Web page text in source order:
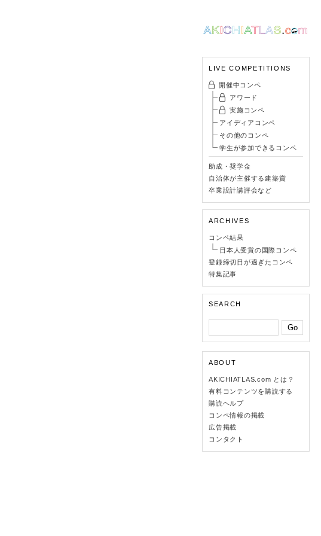
LIVE COMPETITIONS
開催中コンペ
アワード
実施コンペ
アイディアコンペ
その他のコンペ
学生が参加できるコンペ
助成・奨学金
自治体が主催する建築賞
卒業設計講評会など
ARCHIVES
コンペ結果
日本人受賞の国際コンペ
登録締切日が過ぎたコンペ
特集記事
SEARCH
ABOUT
AKICHIATLAS.com とは？
有料コンテンツを購読する
購読ヘルプ
コンペ情報の掲載
広告掲載
コンタクト